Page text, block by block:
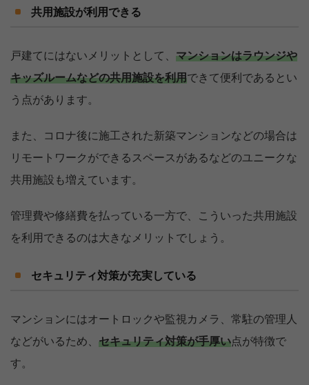
共用施設が利用できる
戸建てにはないメリットとして、 マンションはラウンジや
キッズルームなどの共用施設を利用できて便利であるとい
う点があります。
また、コロナ後に施工された新築マンションなどの場合は
リモートワークができるスペースがあるなどのユニークな
共用施設も増えています。
管理費や修繕費を払っている一方で、こういった共用施設
を利用できるのは大きなメリットでしょう。
セキュリティ対策が充実している
マンションにはオートロックや監視カメラ、常駐の管理人
などがいるため、 セキュリティ対策が手厚い点が特徴で
す。